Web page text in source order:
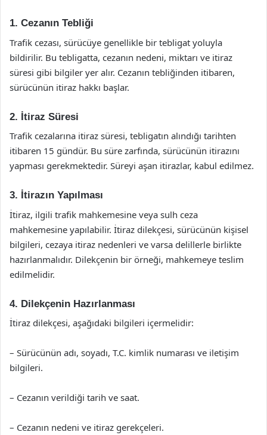
1. Cezanın Tebliği
Trafik cezası, sürücüye genellikle bir tebligat yoluyla
bildirilir. Bu tebligatta, cezanın nedeni, miktarı ve itiraz
süresi gibi bilgiler yer alır. Cezanın tebliğinden itibaren,
sürücünün itiraz hakkı başlar.
2. İtiraz Süresi
Trafik cezalarına itiraz süresi, tebligatın alındığı tarihten
itibaren 15 gündür. Bu süre zarfında, sürücünün itirazını
yapması gerekmektedir. Süreyi aşan itirazlar, kabul edilmez.
3. İtirazın Yapılması
İtiraz, ilgili trafik mahkemesine veya sulh ceza
mahkemesine yapılabilir. İtiraz dilekçesi, sürücünün kişisel
bilgileri, cezaya itiraz nedenleri ve varsa delillerle birlikte
hazırlanmalıdır. Dilekçenin bir örneği, mahkemeye teslim
edilmelidir.
4. Dilekçenin Hazırlanması
İtiraz dilekçesi, aşağıdaki bilgileri içermelidir:
– Sürücünün adı, soyadı, T.C. kimlik numarası ve iletişim
bilgileri.
– Cezanın verildiği tarih ve saat.
– Cezanın nedeni ve itiraz gerekçeleri.